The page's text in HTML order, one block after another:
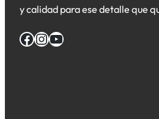
y calidad para ese detalle que
Facebook InstagramYouTube